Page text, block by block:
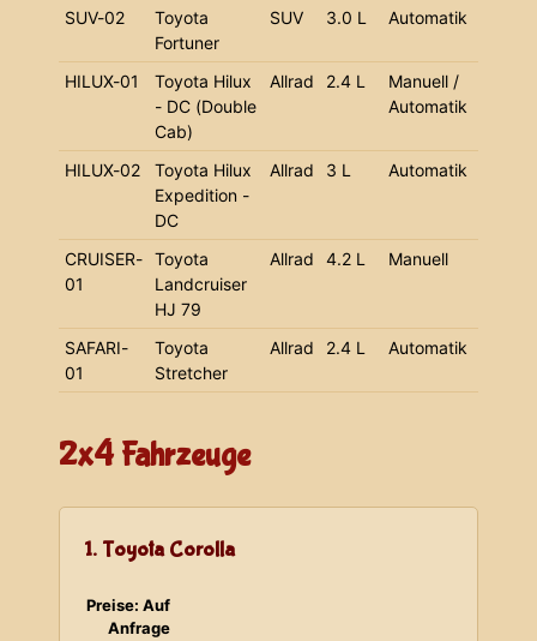
SUV-02
Toyota
Fortuner
SUV 3.0 L Automatik
HILUX-01
Toyota Hilux
- DC (Double
Cab)
Allrad 2.4 L
Manuell /
Automatik
HILUX-02
Toyota Hilux
Expedition -
DC
Allrad 3 L Automatik
CRUISER-
01
Toyota
Landcruiser
HJ 79
Allrad 4.2 L Manuell
SAFARI-
01
Toyota
Stretcher
Allrad 2.4 L Automatik
2x4 Fahrzeuge
1. Toyota Corolla
Preise: Auf
Anfrage